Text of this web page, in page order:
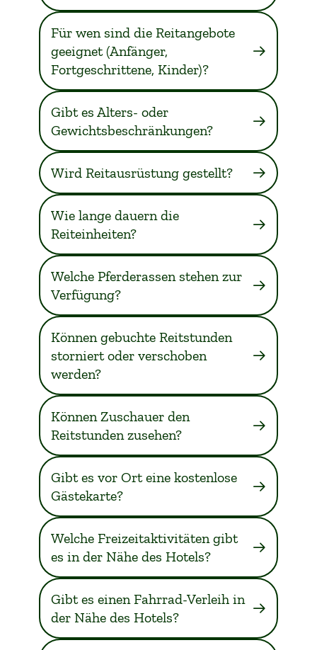
Für wen sind die Reitangebote
geeignet (Anfänger,
Fortgeschrittene, Kinder)?
Gibt es Alters- oder
Gewichtsbeschränkungen?
Wird Reitausrüstung gestellt?
Wie lange dauern die
Reiteinheiten?
Welche Pferderassen stehen zur
Verfügung?
Können gebuchte Reitstunden
storniert oder verschoben
werden?
Können Zuschauer den
Reitstunden zusehen?
Gibt es vor Ort eine kostenlose
Gästekarte?
Welche Freizeitaktivitäten gibt
es in der Nähe des Hotels?
Gibt es einen Fahrrad-Verleih in
der Nähe des Hotels?